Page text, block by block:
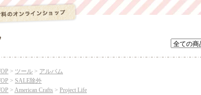
> ツール > アルバム
> SALE除外
> American Crafts > Project Life